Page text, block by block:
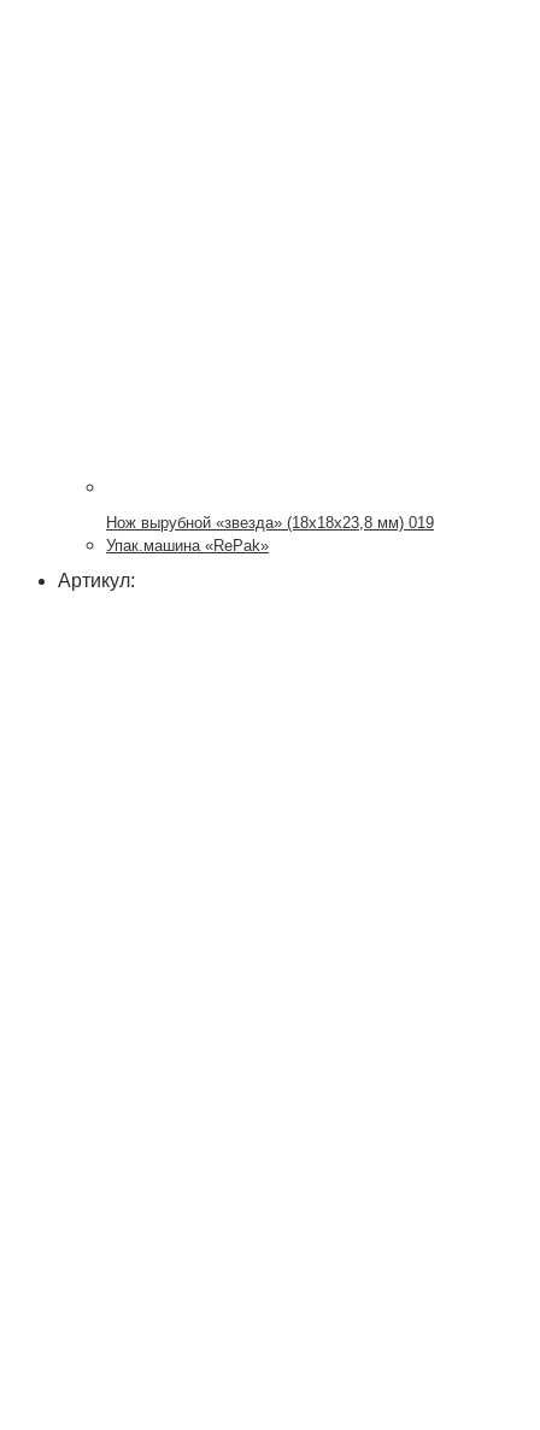
Нож вырубной «звезда» (18х18х23,8 мм) 019
Упак.машина «RePak»
Артикул: